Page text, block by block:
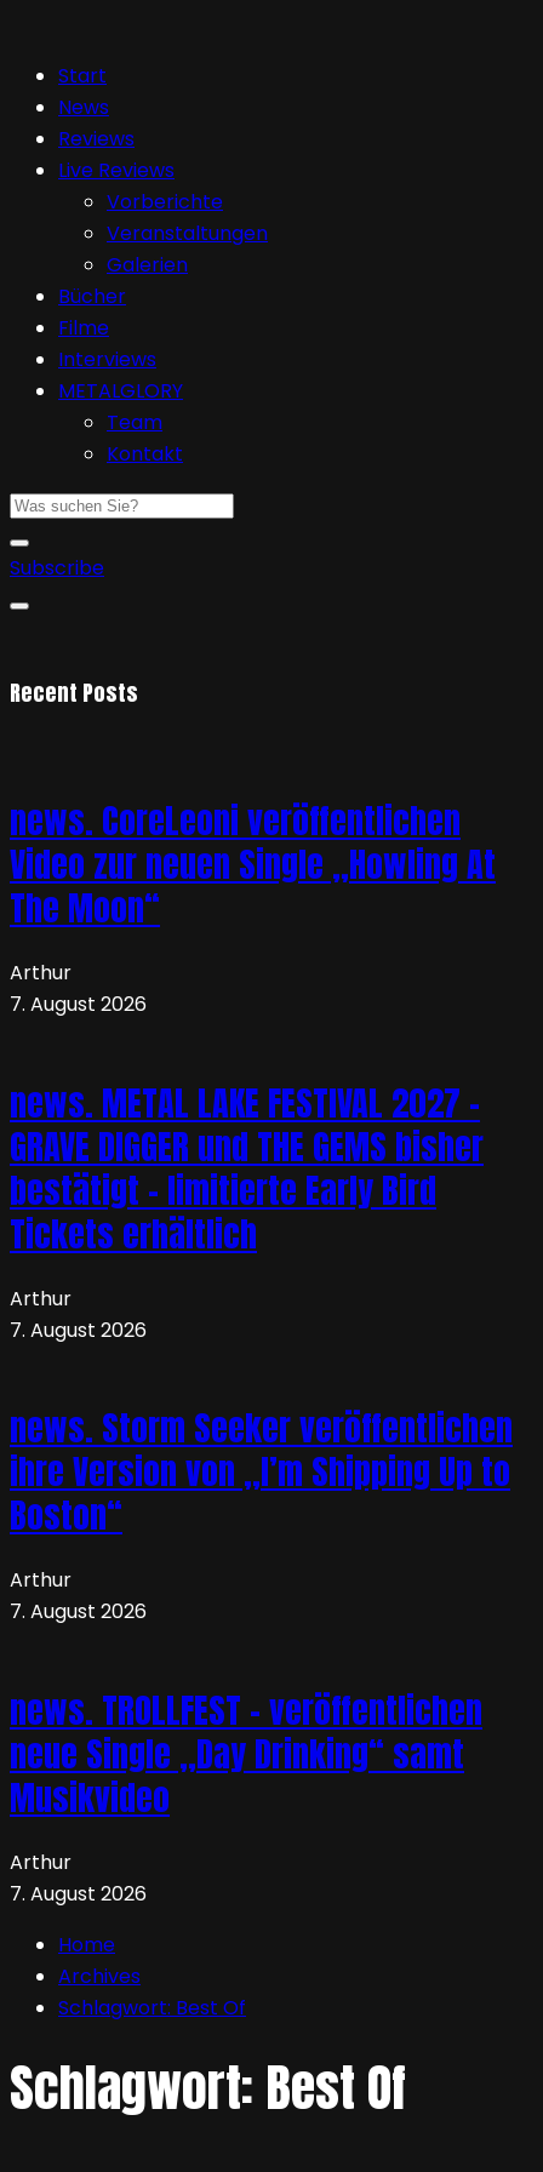
Start
News
Reviews
Live Reviews
Vorberichte
Veranstaltungen
Galerien
Bücher
Filme
Interviews
METALGLORY
Team
Kontakt
Subscribe
Recent Posts
news. CoreLeoni veröffentlichen
Video zur neuen Single „Howling At
The Moon“
Arthur
7. August 2026
news. METAL LAKE FESTIVAL 2027 –
GRAVE DIGGER und THE GEMS bisher
bestätigt – limitierte Early Bird
Tickets erhältlich
Arthur
7. August 2026
news. Storm Seeker veröffentlichen
ihre Version von „I’m Shipping Up to
Boston“
Arthur
7. August 2026
news. TROLLFEST – veröffentlichen
neue Single „Day Drinking“ samt
Musikvideo
Arthur
7. August 2026
Home
Archives
Schlagwort: Best Of
Schlagwort: Best Of